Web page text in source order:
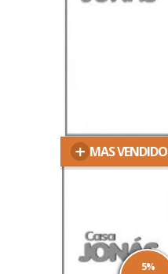
+ MAS VENDIDO
5%